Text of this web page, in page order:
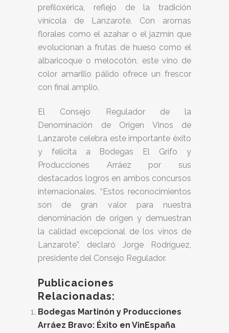
prefiloxérica, reflejo de la tradición
vinícola de Lanzarote. Con aromas
florales como el azahar o el jazmín que
evolucionan a frutas de hueso como el
albaricoque o melocotón, este vino de
color amarillo pálido ofrece un frescor
con final amplio.
El Consejo Regulador de la
Denominación de Origen Vinos de
Lanzarote celebra este importante éxito
y felicita a Bodegas El Grifo y
Producciones Arráez por sus
destacados logros en ambos concursos
internacionales. “Estos reconocimientos
son de gran valor para nuestra
denominación de origen y demuestran
la calidad excepcional de los vinos de
Lanzarote”, declaró Jorge Rodríguez,
presidente del Consejo Regulador.
Publicaciones
Relacionadas:
Bodegas Martinón y Producciones
Arráez Bravo: Éxito en VinEspaña